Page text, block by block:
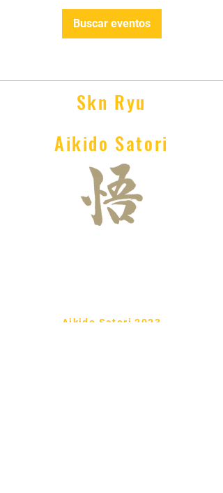
Buscar eventos
Skn Ryu
Aikido Satori
Aikido Satori 2023